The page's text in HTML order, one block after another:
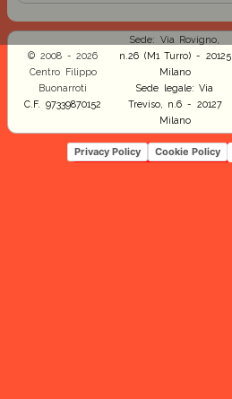
© 2008 - 2026
Centro Filippo
Buonarroti
C.F. 97339870152
Sede: Via Rovigno,
n.26 (M1 Turro) - 20125
Milano
Sede legale: Via
Treviso, n.6 - 20127
Milano
Privacy Policy Cookie Policy